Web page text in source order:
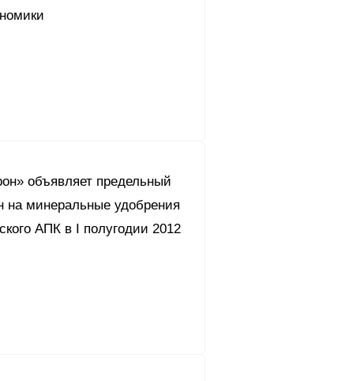
объявляет предельный
на минеральные удобрения
АПК в I полугодии 2012